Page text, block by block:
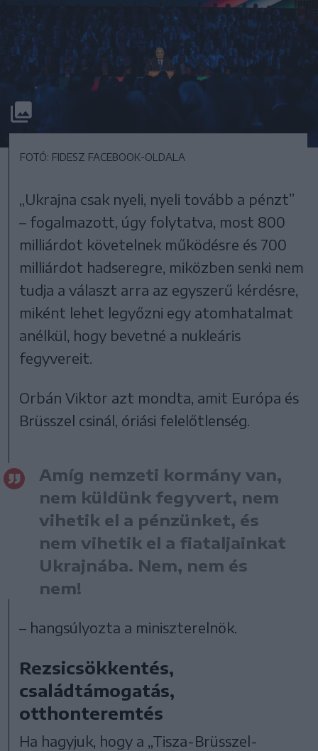
FOTÓ: FIDESZ FACEBOOK-OLDALA
„Ukrajna csak nyeli, nyeli tovább a pénzt”
– fogalmazott, úgy folytatva, most 800
milliárdot követelnek működésre és 700
milliárdot hadseregre, miközben senki nem
tudja a választ arra az egyszerű kérdésre,
miként lehet legyőzni egy atomhatalmat
anélkül, hogy bevetné a nukleáris
fegyvereit.
Orbán Viktor azt mondta, amit Európa és
Brüsszel csinál, óriási felelőtlenség.
Amíg nemzeti kormány van,
nem küldünk fegyvert, nem
vihetik el a pénzünket, és
nem vihetik el a fiataljainkat
Ukrajnába. Nem, nem és
nem!
– hangsúlyozta a miniszterelnök.
Rezsicsökkentés,
családtámogatás,
otthonteremtés
Ha hagyjuk, hogy a „Tisza-Brüsszel-